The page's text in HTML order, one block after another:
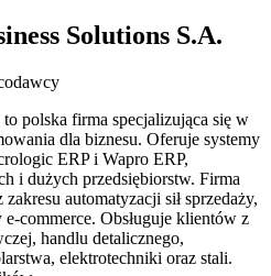
Solutions S.A.
polska firma specjalizująca się w
dla biznesu. Oferuje systemy
ERP i Wapro ERP,
i dużych przedsiębiorstw. Firma
automatyzacji sił sprzedaży,
commerce. Obsługuje klientów z
handlu detalicznego,
elektrotechniki oraz stali.